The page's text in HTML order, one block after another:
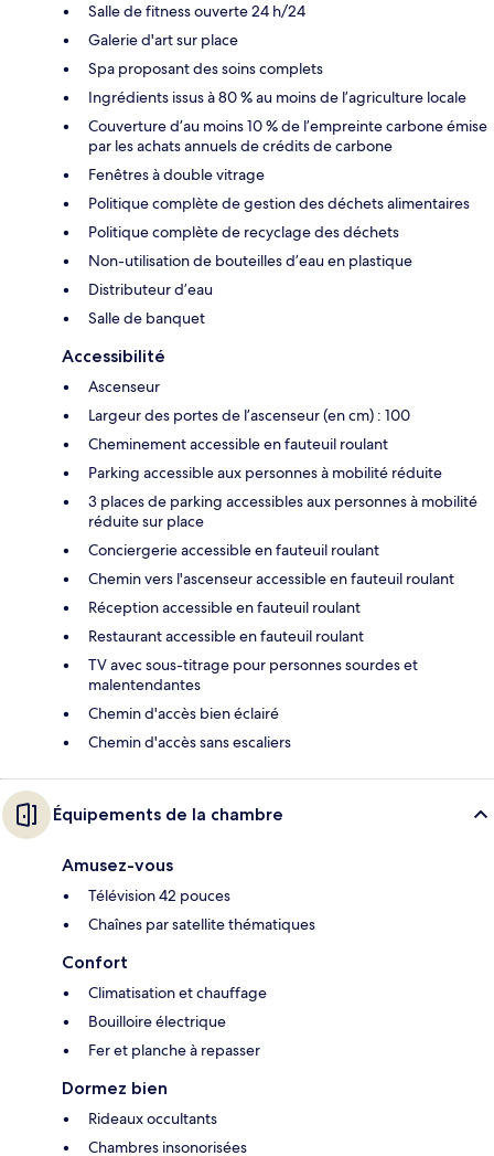
Salle de fitness ouverte 24 h/24
Galerie d'art sur place
Spa proposant des soins complets
Ingrédients issus à 80 % au moins de l’agriculture locale
Couverture d’au moins 10 % de l’empreinte carbone émise
par les achats annuels de crédits de carbone
Fenêtres à double vitrage
Politique complète de gestion des déchets alimentaires
Politique complète de recyclage des déchets
Non-utilisation de bouteilles d’eau en plastique
Distributeur d’eau
Salle de banquet
Accessibilité
Ascenseur
Largeur des portes de l’ascenseur (en cm) : 100
Cheminement accessible en fauteuil roulant
Parking accessible aux personnes à mobilité réduite
3 places de parking accessibles aux personnes à mobilité
réduite sur place
Conciergerie accessible en fauteuil roulant
Chemin vers l'ascenseur accessible en fauteuil roulant
Réception accessible en fauteuil roulant
Restaurant accessible en fauteuil roulant
TV avec sous-titrage pour personnes sourdes et
malentendantes
Chemin d'accès bien éclairé
Chemin d'accès sans escaliers
Équipements de la chambre
Amusez-vous
Télévision 42 pouces
Chaînes par satellite thématiques
Confort
Climatisation et chauffage
Bouilloire électrique
Fer et planche à repasser
Dormez bien
Rideaux occultants
Chambres insonorisées